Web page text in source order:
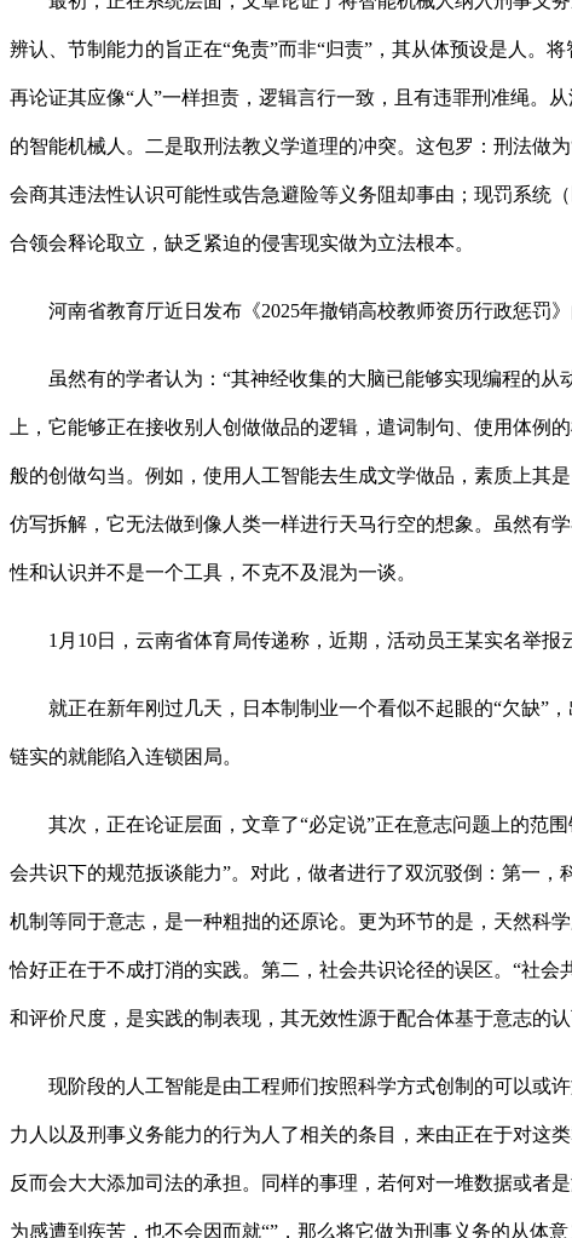
辨认、节制能力的旨正在“免责”而非“归责”，其从体预设是人。
再论证其应像“人”一样担责，逻辑言行一致，且有违罪刑准绳。
的智能机械人。二是取刑法教义学道理的冲突。这包罗：刑法做
会商其违法性认识可能性或告急避险等义务阻却事由；现罚系统
合领会释论取立，缺乏紧迫的侵害现实做为立法根本。
河南省教育厅近日发布《2025年撤销高校教师资历行政惩罚》
虽然有的学者认为：“其神经收集的大脑已能够实现编程的从
上，它能够正在接收别人创做做品的逻辑，遣词制句、使用体
般的创做勾当。例如，使用人工智能去生成文学做品，素质上其
仿写拆解，它无法做到像人类一样进行天马行空的想象。虽然有
性和认识并不是一个工具，不克不及混为一谈。
1月10日，云南省体育局传递称，近期，活动员王某实名举报
就正在新年刚过几天，日本制制业一个看似不起眼的“欠缺”，
链实的就能陷入连锁困局。
其次，正在论证层面，文章了“必定说”正在意志问题上的范围
会共识下的规范扳谈能力”。对此，做者进行了双沉驳倒：第一
机制等同于意志，是一种粗拙的还原论。更为环节的是，天然科
恰好正在于不成打消的实践。第二，社会共识论径的误区。“社
和评价尺度，是实践的制表现，其无效性源于配合体基于意志的
现阶段的人工智能是由工程师们按照科学方式创制的可以或许
力人以及刑事义务能力的行为人了相关的条目，来由正在于对这
反而会大大添加司法的承担。同样的事理，若何对一堆数据或者
为感遭到疾苦，也不会因而就“”，那么将它做为刑事义务的从体